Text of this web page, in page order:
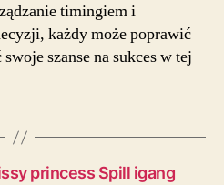
timingiem i
każdy może poprawić
szanse na sukces w tej
princess Spill igang